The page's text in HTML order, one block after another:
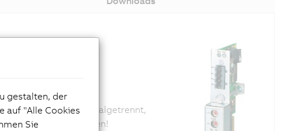
Schnittstelle, potenzialgetrennt,
gesondert bestellen!
gestalten, der
auf "Alle Cookies
Sie